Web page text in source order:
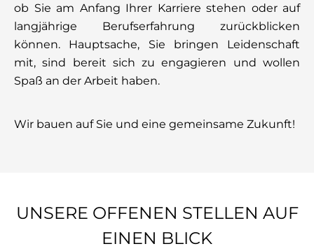
ob Sie am Anfang Ihrer Karriere stehen oder auf
langjährige Berufserfahrung zurückblicken
können. Hauptsache, Sie bringen Leidenschaft
mit, sind bereit sich zu engagieren und wollen
Spaß an der Arbeit haben.
Wir bauen auf Sie und eine gemeinsame Zukunft!
UNSERE OFFENEN STELLEN AUF
EINEN BLICK